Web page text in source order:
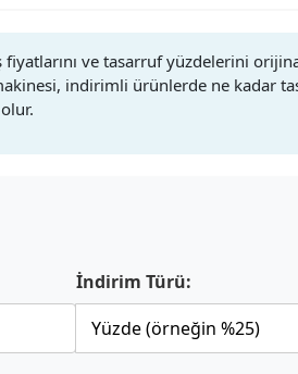
fiyatlarını ve tasarruf yüzdelerini
indirimli ürünlerde ne kadar
İndirim Türü: